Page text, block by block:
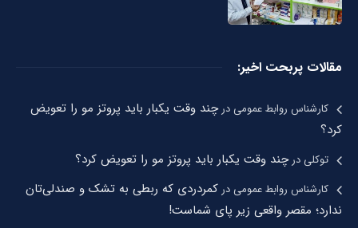
مقالات پربحت اخیر:
کارشناس روابط عمومیدرچند وقت یکبار باید پروتز مو را تعویض
کرد؟
توکلیدرچند وقت یکبار باید پروتز مو را تعویض کرد؟
کارشناس روابط عمومیدر کمردردی که ربطی به تشک و صندلی‌تان
ندارد؛ مقصر واقعی زیر پای شماست!